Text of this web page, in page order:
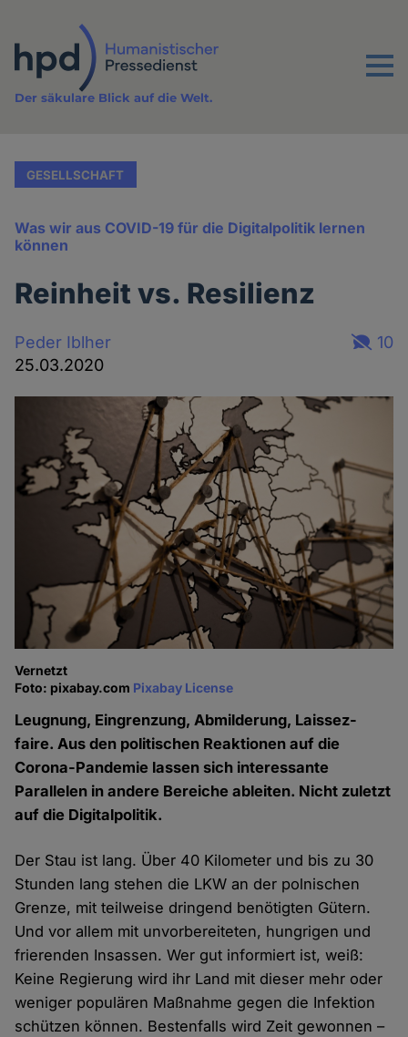
Inhalt
Menu
Der säkulare Blick auf die Welt.
GESELLSCHAFT
Was wir aus COVID-19 für die Digitalpolitik lernen
können
Reinheit vs. Resilienz
Peder Iblher
25.03.2020
10
Vernetzt
Foto: pixabay.com Pixabay License
Leugnung, Eingrenzung, Abmilderung, Laissez-
faire. Aus den politischen Reaktionen auf die
Corona-Pandemie lassen sich interessante
Parallelen in andere Bereiche ableiten. Nicht zuletzt
auf die Digitalpolitik.
Der Stau ist lang. Über 40 Kilometer und bis zu 30
Stunden lang stehen die LKW an der polnischen
Grenze, mit teilweise dringend benötigten Gütern.
Und vor allem mit unvorbereiteten, hungrigen und
frierenden Insassen. Wer gut informiert ist, weiß:
Keine Regierung wird ihr Land mit dieser mehr oder
weniger populären Maßnahme gegen die Infektion
schützen können. Bestenfalls wird Zeit gewonnen –